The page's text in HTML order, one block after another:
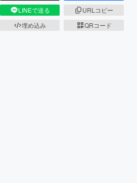
LINEで送る
URLコピー
埋め込み
QRコード